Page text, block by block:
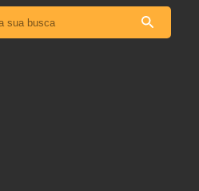
Ver todas as notícias